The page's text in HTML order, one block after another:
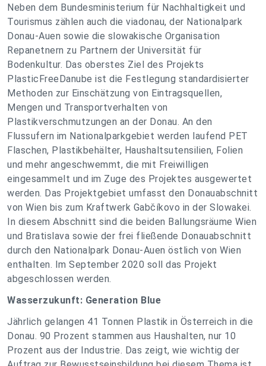
Neben dem Bundesministerium für Nachhaltigkeit und
Tourismus zählen auch die viadonau, der Nationalpark
Donau-Auen sowie die slowakische Organisation
Repanetnern zu Partnern der Universität für
Bodenkultur. Das oberstes Ziel des Projekts
PlasticFreeDanube ist die Festlegung standardisierter
Methoden zur Einschätzung von Eintragsquellen,
Mengen und Transportverhalten von
Plastikverschmutzungen an der Donau. An den
Flussufern im Nationalparkgebiet werden laufend PET
Flaschen, Plastikbehälter, Haushaltsutensilien, Folien
und mehr angeschwemmt, die mit Freiwilligen
eingesammelt und im Zuge des Projektes ausgewertet
werden. Das Projektgebiet umfasst den Donauabschnitt
von Wien bis zum Kraftwerk Gabčíkovo in der Slowakei.
In diesem Abschnitt sind die beiden Ballungsräume Wien
und Bratislava sowie der frei fließende Donauabschnitt
durch den Nationalpark Donau-Auen östlich von Wien
enthalten. Im September 2020 soll das Projekt
abgeschlossen werden.
Wasserzukunft: Generation Blue
Jährlich gelangen 41 Tonnen Plastik in Österreich in die
Donau. 90 Prozent stammen aus Haushalten, nur 10
Prozent aus der Industrie. Das zeigt, wie wichtig der